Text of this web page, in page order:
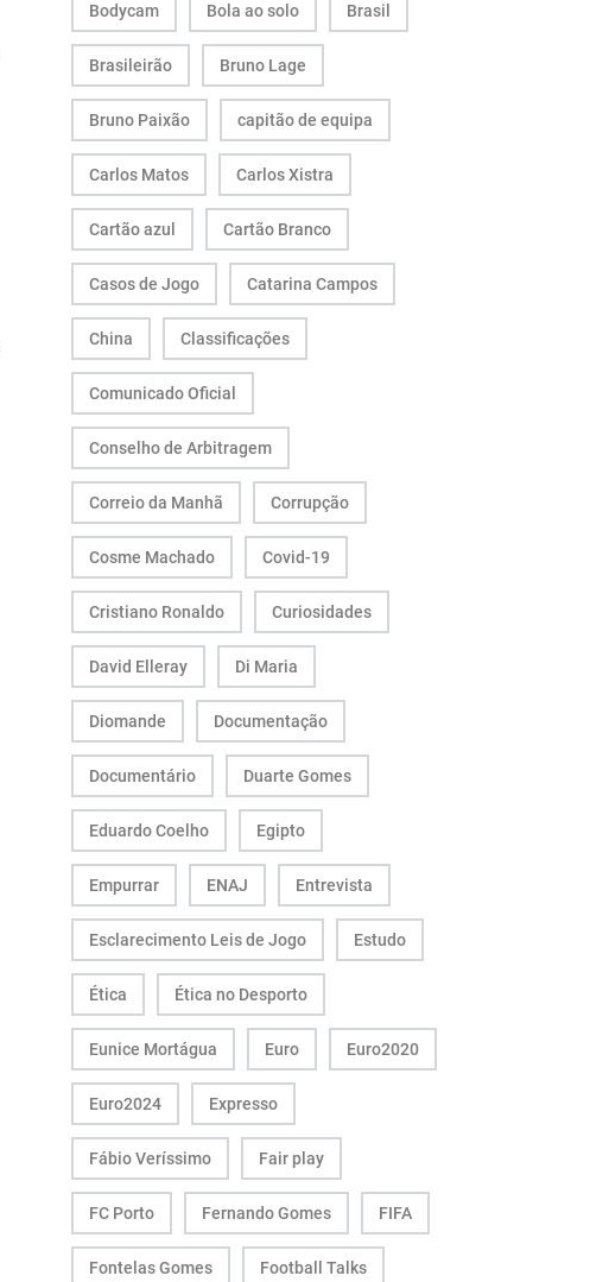
Bodycam Bola ao solo Brasil
Brasileirão Bruno Lage
Bruno Paixão capitão de equipa
Carlos Matos Carlos Xistra
Cartão azul Cartão Branco
Casos de Jogo Catarina Campos
China Classificações
Comunicado Oficial
Conselho de Arbitragem
Correio da Manhã Corrupção
Cosme Machado Covid-19
Cristiano Ronaldo Curiosidades
David Elleray Di Maria
Diomande Documentação
Documentário Duarte Gomes
Eduardo Coelho Egipto
Empurrar ENAJ Entrevista
Esclarecimento Leis de Jogo Estudo
Ética Ética no Desporto
Eunice Mortágua Euro Euro2020
Euro2024 Expresso
Fábio Veríssimo Fair play
FC Porto Fernando Gomes FIFA
Fontelas Gomes Football Talks